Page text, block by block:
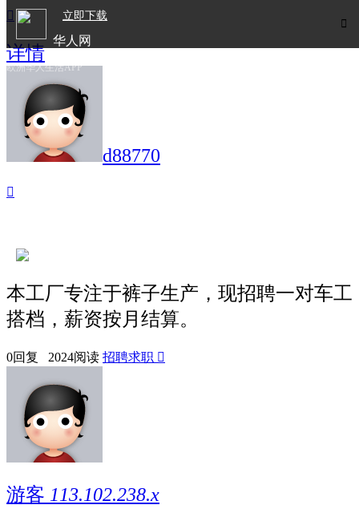

立即下载
华人网
欧洲华人生活APP

详情
d88770

本工厂专注于裤子生产，现招聘一对车工
搭档，薪资按月结算。
0回复 2024阅读 招聘求职 
游客 113.102.238.x